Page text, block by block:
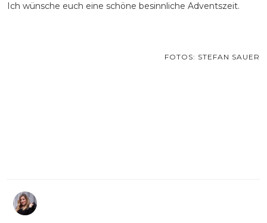
Ich wünsche euch eine schöne besinnliche Adventszeit.
FOTOS: STEFAN SAUER